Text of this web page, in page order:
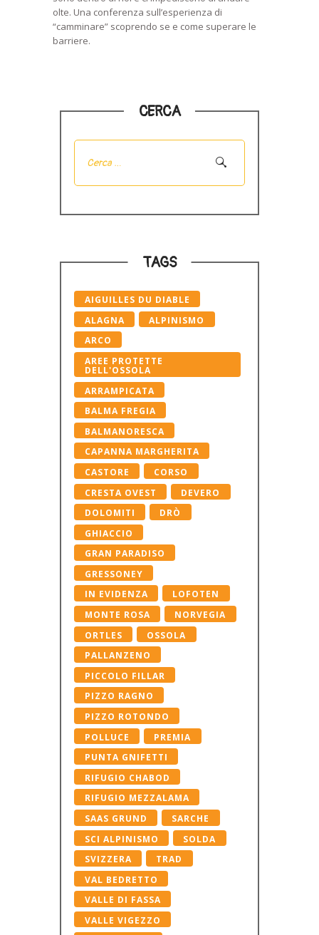
olte. Una conferenza sull’esperienza di
“camminare” scoprendo se e come superare le
barriere.
CERCA
Ricerca
per:
TAGS
AIGUILLES DU DIABLE
ALAGNA
ALPINISMO
ARCO
AREE PROTETTE
DELL'OSSOLA
ARRAMPICATA
BALMA FREGIA
BALMANORESCA
CAPANNA MARGHERITA
CASTORE
CORSO
CRESTA OVEST
DEVERO
DOLOMITI
DRÒ
GHIACCIO
GRAN PARADISO
GRESSONEY
IN EVIDENZA
LOFOTEN
MONTE ROSA
NORVEGIA
ORTLES
OSSOLA
PALLANZENO
PICCOLO FILLAR
PIZZO RAGNO
PIZZO ROTONDO
POLLUCE
PREMIA
PUNTA GNIFETTI
RIFUGIO CHABOD
RIFUGIO MEZZALAMA
SAAS GRUND
SARCHE
SCI ALPINISMO
SOLDA
SVIZZERA
TRAD
VAL BEDRETTO
VALLE DI FASSA
VALLE VIGEZZO